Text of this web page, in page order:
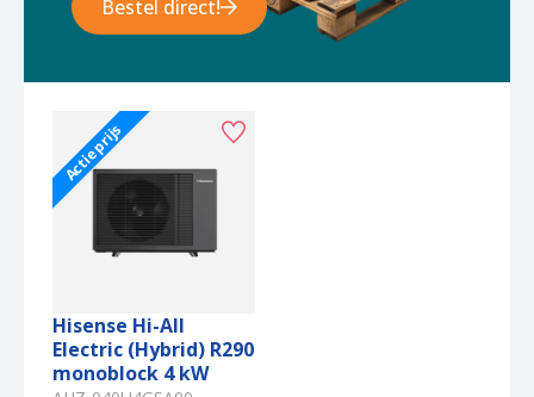
Bestel direct!
Actieprijs
Hisense Hi-All
Electric (Hybrid) R290
monoblock 4 kW